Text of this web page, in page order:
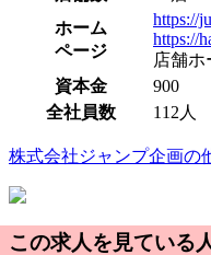
ホーム
ページ
https://
https://
店舗ホ
資本金
900
全社員数
112人
株式会社ジャンプ企画の
この求人を見ている